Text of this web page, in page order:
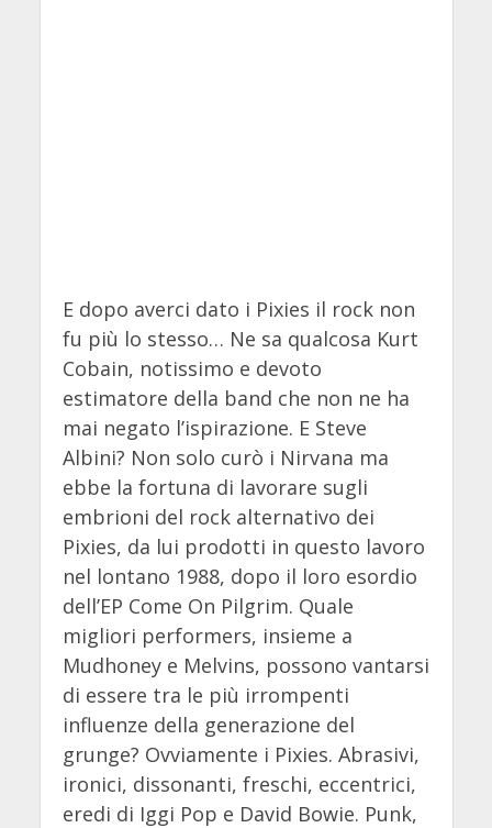
E dopo averci dato i Pixies il rock non
fu più lo stesso… Ne sa qualcosa Kurt
Cobain, notissimo e devoto
estimatore della band che non ne ha
mai negato l’ispirazione. E Steve
Albini? Non solo curò i Nirvana ma
ebbe la fortuna di lavorare sugli
embrioni del rock alternativo dei
Pixies, da lui prodotti in questo lavoro
nel lontano 1988, dopo il loro esordio
dell’EP Come On Pilgrim. Quale
migliori performers, insieme a
Mudhoney e Melvins, possono vantarsi
di essere tra le più irrompenti
influenze della generazione del
grunge? Ovviamente i Pixies. Abrasivi,
ironici, dissonanti, freschi, eccentrici,
eredi di Iggi Pop e David Bowie. Punk,